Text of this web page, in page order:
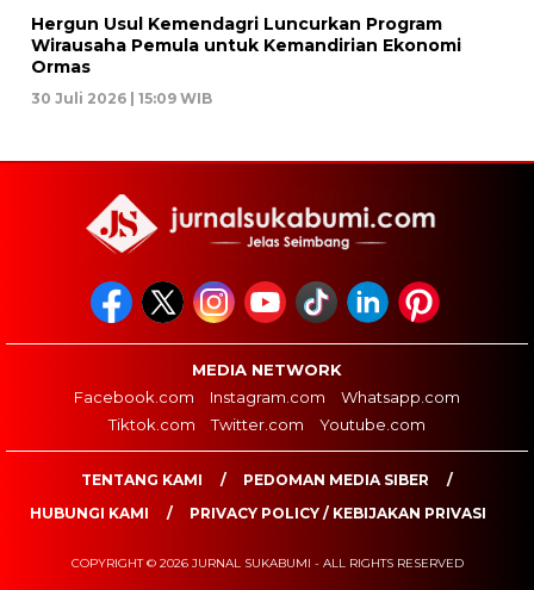
Hergun Usul Kemendagri Luncurkan Program
Wirausaha Pemula untuk Kemandirian Ekonomi
Ormas
30 Juli 2026 | 15:09 WIB
MEDIA NETWORK
Facebook.com
Instagram.com
Whatsapp.com
Tiktok.com
Twitter.com Youtube.com
TENTANG KAMI
PEDOMAN MEDIA SIBER
HUBUNGI KAMI
PRIVACY POLICY / KEBIJAKAN PRIVASI
COPYRIGHT © 2026 JURNAL SUKABUMI - ALL RIGHTS RESERVED